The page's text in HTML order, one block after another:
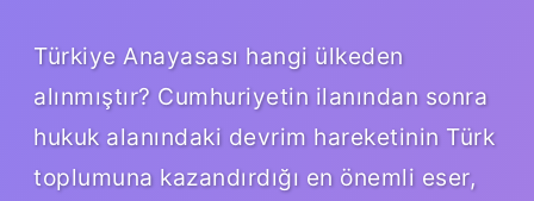
Türkiye Anayasası hangi ülkeden
alınmıştır? Cumhuriyetin ilanından sonra
hukuk alanındaki devrim hareketinin Türk
toplumuna kazandırdığı en önemli eser,